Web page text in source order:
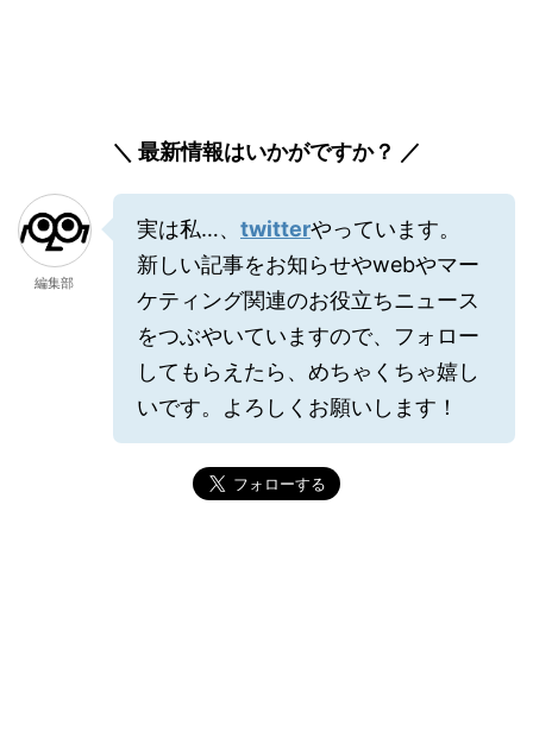
＼ 最新情報はいかがですか？ ／
編集部
実は私…、 twitterやっています。
新しい記事をお知らせやwebやマー
ケティング関連のお役立ちニュース
をつぶやいていますので、フォロー
してもらえたら、めちゃくちゃ嬉し
いです。よろしくお願いします！